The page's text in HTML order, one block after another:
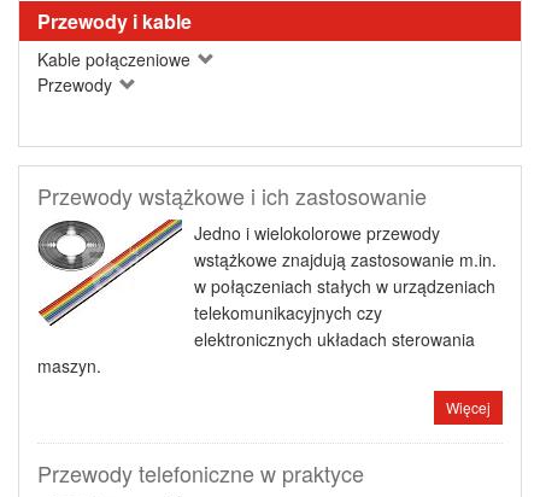
Przewody i kable
Kable połączeniowe
Przewody
Przewody wstążkowe i ich zastosowanie
Jedno i wielokolorowe przewody
wstążkowe znajdują zastosowanie m.in.
w połączeniach stałych w urządzeniach
telekomunikacyjnych czy
elektronicznych układach sterowania
maszyn.
Więcej
Przewody telefoniczne w praktyce